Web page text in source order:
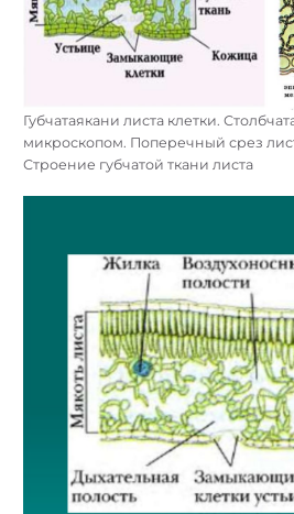
Губчатаякани листа клетки.
микроскопом. Поперечный срез
Строение губчатой ткани листа